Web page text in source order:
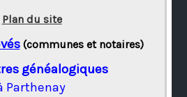
Plan du site
(communes et notaires)
généalogiques
Parthenay